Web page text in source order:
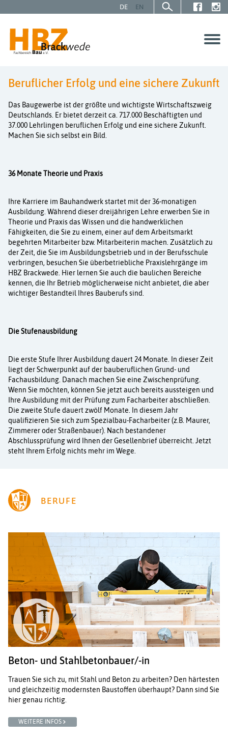
DE EN
Über uns
Service
Aktuelles
Kurse
Projekte
Kontakt
SCHÜLER | AZUBIS
GESELLEN | MEISTER
Beruflicher Erfolg und eine sichere Zukunft
Das Baugewerbe ist der größte und wichtigste Wirtschaftszweig
Deutschlands. Er bietet derzeit ca. 717.000 Beschäftigten und
37.000 Lehrlingen beruflichen Erfolg und eine sichere Zukunft.
Machen Sie sich selbst ein Bild.
36 Monate Theorie und Praxis
Ihre Karriere im Bauhandwerk startet mit der 36-monatigen
Ausbildung. Während dieser dreijährigen Lehre erwerben Sie in
Theorie und Praxis das Wissen und die handwerklichen
Fähigkeiten, die Sie zu einem, einer auf dem Arbeitsmarkt
begehrten Mitarbeiter bzw. Mitarbeiterin machen. Zusätzlich zu
der Zeit, die Sie im Ausbildungsbetrieb und in der Berufsschule
verbringen, besuchen Sie überbetriebliche Praxislehrgänge im
HBZ Brackwede. Hier lernen Sie auch die baulichen Bereiche
kennen, die Ihr Betrieb möglicherweise nicht anbietet, die aber
wichtiger Bestandteil Ihres Bauberufs sind.
Die Stufenausbildung
Die erste Stufe Ihrer Ausbildung dauert 24 Monate. In dieser Zeit
liegt der Schwerpunkt auf der bauberuflichen Grund- und
Fachausbildung. Danach machen Sie eine Zwischenprüfung.
Wenn Sie möchten, können Sie jetzt auch bereits aussteigen und
Ihre Ausbildung mit der Prüfung zum Facharbeiter abschließen.
Die zweite Stufe dauert zwölf Monate. In diesem Jahr
qualifizieren Sie sich zum Spezialbau-Facharbeiter (z.B. Maurer,
Zimmerer oder Straßenbauer). Nach bestandener
Abschlussprüfung wird Ihnen der Gesellenbrief überreicht. Jetzt
steht Ihrem Erfolg nichts mehr im Wege.
BERUFE
Beton- und Stahlbetonbauer/-in
Trauen Sie sich zu, mit Stahl und Beton zu arbeiten? Den härtesten
und gleichzeitig modernsten Baustoffen überhaupt? Dann sind Sie
hier genau richtig.
WEITERE INFOS